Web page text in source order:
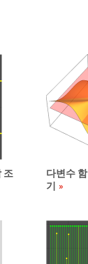
조
다변수
기